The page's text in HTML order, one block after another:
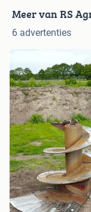
Meer van RS
6 advertenties